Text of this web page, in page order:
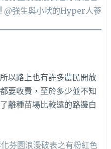
以路上也有許多農民開放
要收費，至於多少並不知
離種苗場比較遠的路邊白